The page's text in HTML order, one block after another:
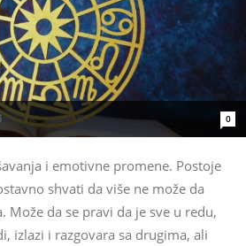
0
i emotivne promene. Postoje
shvati da više ne može da
Može da se pravi da je sve u redu,
izlazi i razgovara sa drugima, ali